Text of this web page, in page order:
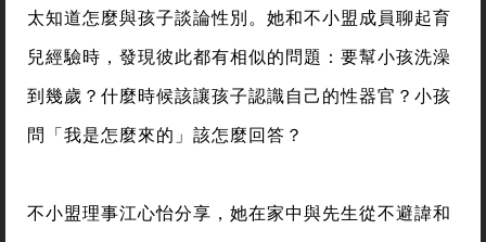
太知道怎麼與孩子談論性別。她和不小盟成員聊起育
兒經驗時，發現彼此都有相似的問題：要幫小孩洗澡
到幾歲？什麼時候該讓孩子認識自己的性器官？小孩
問「我是怎麼來的」該怎麼回答？
不小盟理事江心怡分享，她在家中與先生從不避諱和